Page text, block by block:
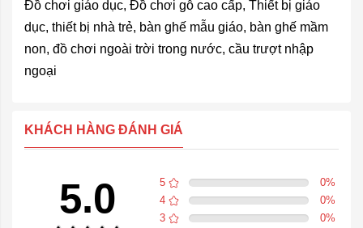
Đồ chơi giáo dục, Đồ chơi gỗ cao cấp, Thiết bị giáo
dục, thiết bị nhà trẻ, bàn ghế mẫu giáo, bàn ghế mầm
non, đồ chơi ngoài trời trong nước, cầu trượt nhập
ngoại
KHÁCH HÀNG ĐÁNH GIÁ
5.0 5 0%
4
0%
3
0%